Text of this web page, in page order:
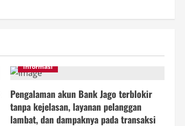
informasi
Pengalaman akun Bank Jago terblokir
tanpa kejelasan, layanan pelanggan
lambat, dan dampaknya pada transaksi